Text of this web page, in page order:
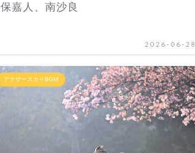
保嘉人、南沙良
2026-06-28
アナザースカイBGM